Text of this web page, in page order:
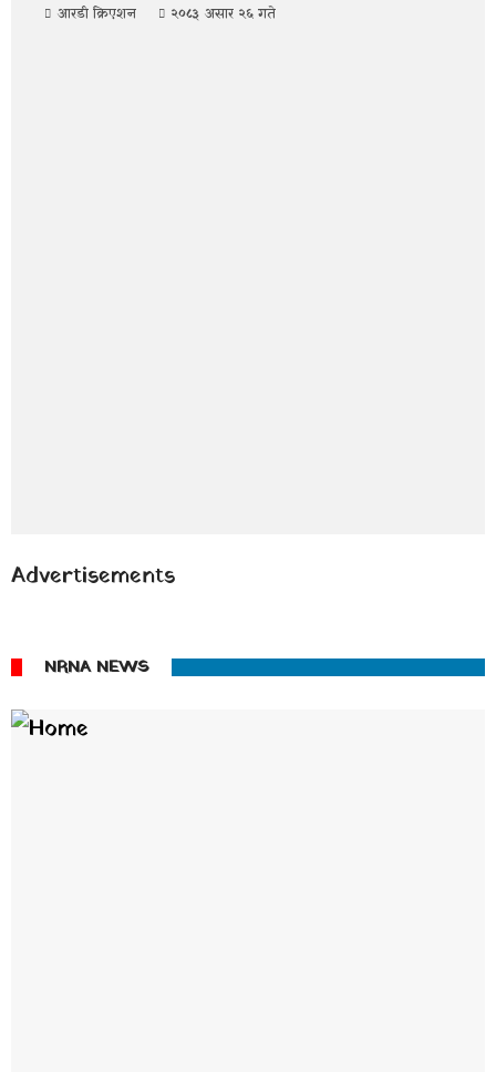
आरडी क्रिएशन २०८३ असार २६ गते
Advertisements
NRNA NEWS